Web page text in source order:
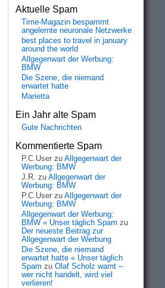
Aktuelle Spam
Time-Magazin bespammt
angelernte neuronale Netzwerke
best places to travel in january
around the world
Allgegenwart der Werbung:
BMW
Die Szene, die niemand
erwartet hatte
Marietta
Ein Jahr alte Spam
Gute Nachrichten
Kommentierte Spam
P.C.User zu Allgegenwart der
Werbung: BMW
J.R. zu Allgegenwart der
Werbung: BMW
P.C.User zu Allgegenwart der
Werbung: BMW
Allgegenwart der Werbung:
BMW « Unser täglich Spam zu
Der neueste Beitrag zur
Allgegenwart der Werbung
Die Szene, die niemand
erwartet hatte « Unser täglich
Spam zu Olaf Scholz warnt –
wer nicht handelt, wird viel
verlieren!